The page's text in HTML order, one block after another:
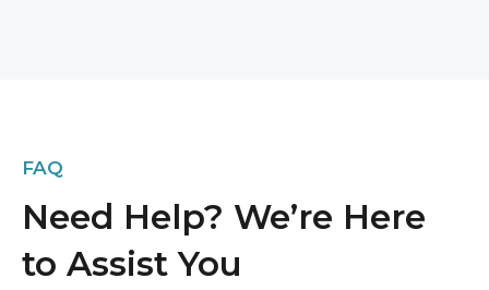
FAQ
Need Help? We’re Here
to Assist You